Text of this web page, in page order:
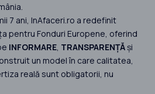
7 ani, InAfaceri.ro a redefinit
pentru Fonduri Europene, oferind
INFORMARE, TRANSPARENȚĂși
un model în care calitatea,
reală sunt obligatorii, nu